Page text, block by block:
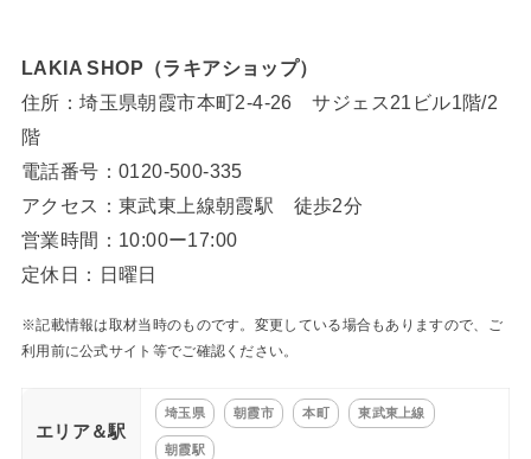
LAKIA SHOP（ラキアショップ）
住所：埼玉県朝霞市本町2-4-26 サジェス21ビル1階/2
階
電話番号：0120-500-335
アクセス：東武東上線朝霞駅 徒歩2分
営業時間：10:00ー17:00
定休日：日曜日
※記載情報は取材当時のものです。変更している場合もありますので、ご
利用前に公式サイト等でご確認ください。
エリア＆駅
埼玉県 朝霞市 本町 東武東上線
朝霞駅